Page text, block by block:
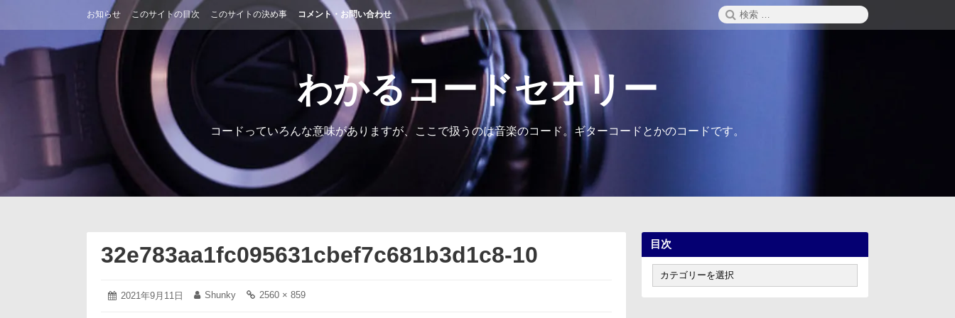
ン
ツ
お知らせ このサイトの目次 このサイトの決め事 コメント・お問い合わせ
検
索:
わかるコードセオリー
コードっていろんな意味がありますが、ここで扱うのは音楽のコード。ギターコードとかのコードです。
32e783aa1fc095631cbef7c681b3d1c8-10
投
2021年9月11日
2021 投
Shunky
フ
2560 × 859
目次
次